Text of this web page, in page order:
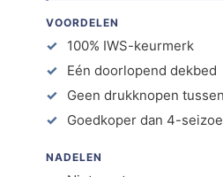
VOORDELEN
100% IWS-keurmerk
Eén doorlopend dekbed
Geen drukknopen
Goedkoper dan 4-
NADELEN